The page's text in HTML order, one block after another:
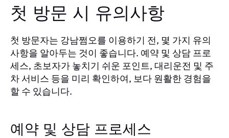
첫 방문 시 유의사항
첫 방문자는 강남쩜오를 이용하기 전, 몇 가지 유의
사항을 알아두는 것이 좋습니다. 예약 및 상담 프로
세스, 초보자가 놓치기 쉬운 포인트, 대리운전 및 주
차 서비스 등을 미리 확인하여, 보다 원활한 경험을
할 수 있습니다.
예약 및 상담 프로세스